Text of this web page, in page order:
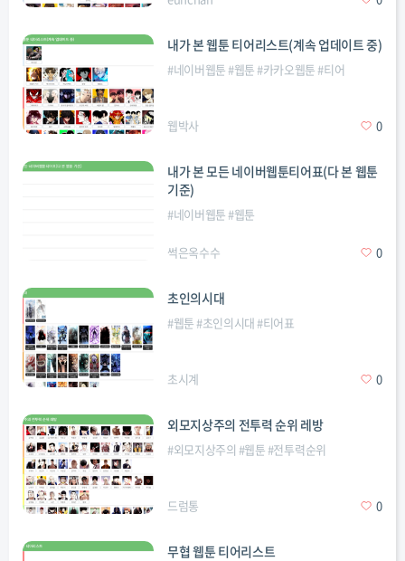
내가 본 웹툰 티어리스트(계속 업데이트 중)
#네이버웹툰#웹툰#카카오웹툰#티어
웹박사 0
내가 본 모든 네이버웹툰티어표(다 본 웹툰
기준)
#네이버웹툰#웹툰
썩은옥수수 0
초인의시대
#웹툰#초인의시대#티어표
초시계 0
외모지상주의 전투력 순위 레방
#외모지상주의 #웹툰#전투력순위
드럼통 0
무협 웹툰 티어리스트